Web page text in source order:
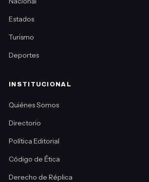
Estados
Turismo
Deportes
INSTITUCIONAL
Quiénes Somos
Directorio
Política Editorial
Código de Ética
Derecho de Réplica